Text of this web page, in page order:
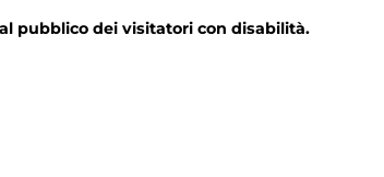
pubblico dei visitatori con disabilità.